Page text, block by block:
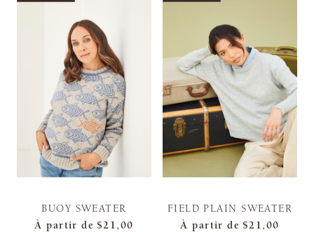
BUOY SWEATER
À partir de $21,00
FIELD PLAIN SWEATER
À partir de $21,00